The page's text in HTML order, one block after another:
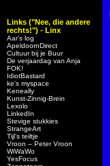
Links ("Nee, die andere
rechts!") - Linx
Aar’s log
ApeldoornDirect
Cultuur bij je Buur
De verjaardag van Anja
FOK!
IdiotBastard
ke's myspace
Keneally
Kunst-Zinnig-Brein
Lexolo
LinkedIn
Stevige stukkies
StrangeArt
Tijl’s teiltje
Vroon – Peter Vroon
WiWaWo
YesFocus